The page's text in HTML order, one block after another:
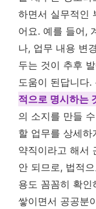
하면서 실무적인
어요. 예를 들어,
나, 업무 내용 변
두는 것이 추후
도움이 된답니다.
적으로 명시하는
의 소지를 만들
할 업무를 상세하
약직이라고 해서
안 되므로, 법적
용도 꼼꼼히 확인
쌓이면서 공공분